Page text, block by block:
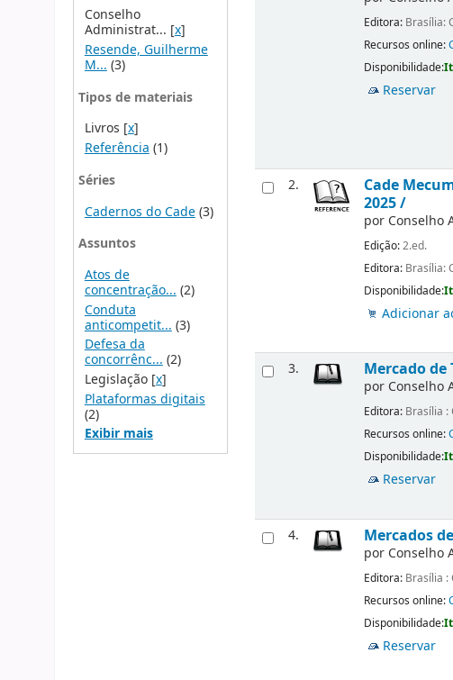
Conselho
Administrat... [x]
Resende, Guilherme
M... (3)
Tipos de materiais
Livros [x]
Referência (1)
Séries
Cadernos do Cade(3)
Assuntos
Atos de
concentração... (2)
Conduta
anticompetit... (3)
Defesa da
concorrênc...(2)
Legislação[x]
Plataformas digitais
(2)
Exibir mais
Editora: Brasília:
Recursos online:
Disponibilidade:
Reservar
2.
Cade
2025 /
por Conselho
Edição:2.ed.
Editora: Brasília:
Disponibilidade:
Adicionar
3. Mercado
por Conselho
Editora: Brasília :
Recursos online:
Disponibilidade:
Reservar
4. Mercados
por Conselho
Editora: Brasília :
Recursos online:
Disponibilidade:
Reservar